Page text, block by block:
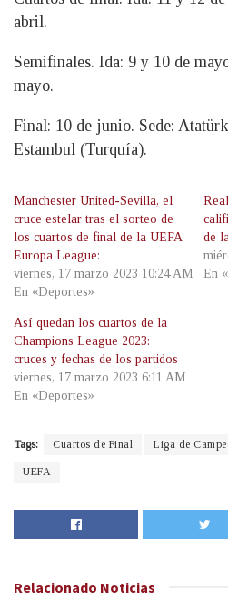
abril.
Semifinales. Ida: 9 y 10 de
mayo.
Final: 10 de junio. Sede:
Estambul (Turquía).
Manchester United-Sevilla, el
cruce estelar tras el sorteo de
los cuartos de final de la UEFA
Europa League:
viernes, 17 marzo 2023 10:24 AM
En «Deportes»
de
En
Así quedan los cuartos de la
Champions League 2023:
cruces y fechas de los partidos
viernes, 17 marzo 2023 6:11 AM
En «Deportes»
Tags: Cuartos de Final Liga de
UEFA
Relacionado Noticias